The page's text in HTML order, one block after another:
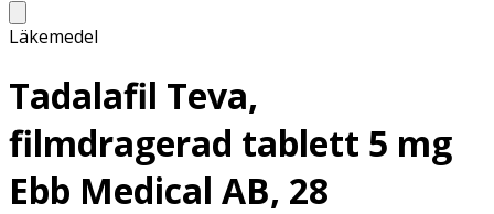
Läkemedel
Tadalafil Teva,
filmdragerad tablett 5 mg
Ebb Medical AB, 28